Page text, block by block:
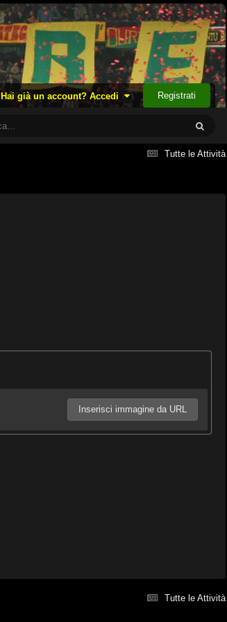
Hai già un account? Accedi Registrati
Tutte le Attività
Inserisci immagine da URL
Tutte le Attività